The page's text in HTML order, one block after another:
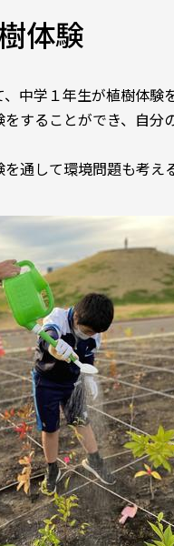
体験
中学１年生が植樹体験
することができ、自分
通して環境問題も考え